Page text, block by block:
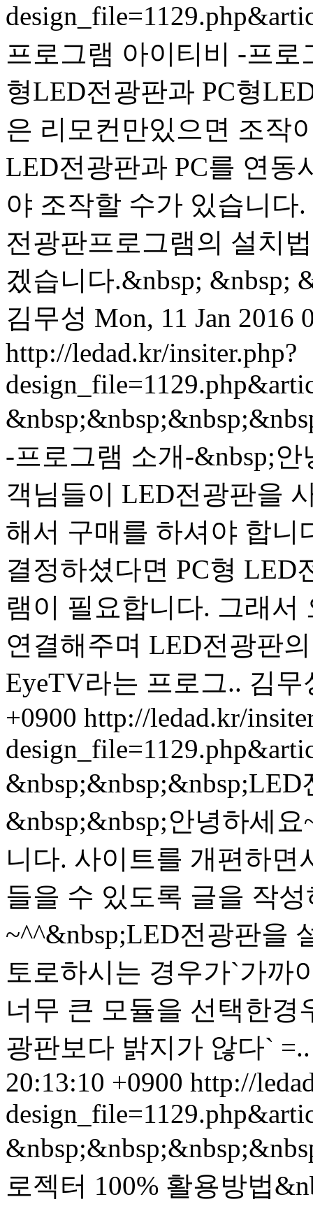
프로그램 아이티비 -프
형LED전광판과 PC형
은 리모컨만있으면 조작
LED전광판과 PC를 연동
야 조작할 수가 있습니다
전광판프로그램의 설치
겠습니다. &nbsp; &nbsp;
김무성 Mon, 11 Jan 2016
http://ledad.kr/insiter.php?
-프로그램 소개-&nbsp;
객님들이 LED전광판을
해서 구매를 하셔야 합니
결정하셨다면 PC형
램이 필요합니다. 그래서
연결해주며 LED전광판
EyeTV라는 프로그.. 김무
+0900 http://ledad.kr/
&nbsp;&nbsp;안녕하세
니다. 사이트를 개편하면
들을 수 있도록 글을 작
~^^&nbsp;LED전광판을
토로하시는 경우가`가까
너무 큰 모듈을 선택한경
광판보다 밝지가 않다` =..
20:13:10 +0900 http://
로젝터 100% 활용방법